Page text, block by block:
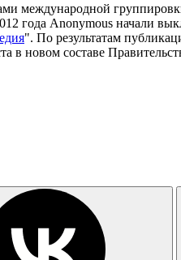
международной
Anonymous начали
". По результатам
в новом составе